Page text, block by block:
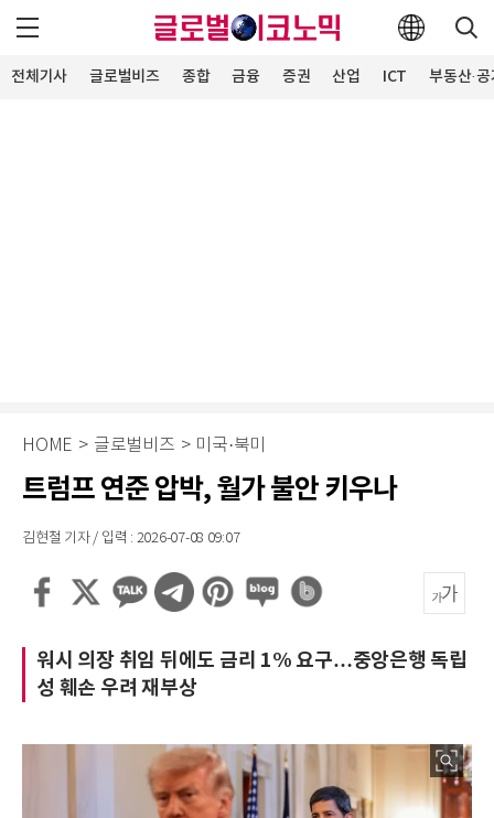
전체기사 글로벌비즈 종합 금융 증권 산업 ICT 부동산·
HOME > 글로벌비즈 > 미국·북미
트럼프 연준 압박, 월가 불안 키우나
김현철 기자 / 입력 : 2026-07-08 09:07
워시 의장 취임 뒤에도 금리 1% 요구…중앙은행 독립
성 훼손 우려 재부상